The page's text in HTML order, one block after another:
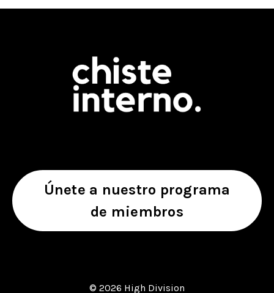
Únete a nuestro programa
de miembros
© 2026 High Division